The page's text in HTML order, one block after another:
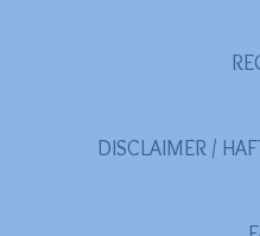
DISCLAIMER /